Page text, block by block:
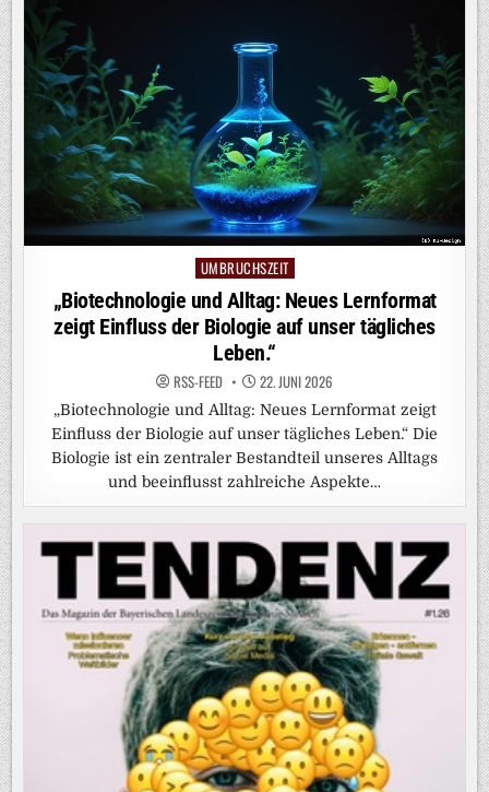
Posted
UMBRUCHSZEIT
„Biotechnologie und Alltag: Neues Lernformat
zeigt Einfluss der Biologie auf unser tägliches
Leben.“
RSS-FEED 22. JUNI 2026
„Biotechnologie und Alltag: Neues Lernformat zeigt
Einfluss der Biologie auf unser tägliches Leben.“ Die
Biologie ist ein zentraler Bestandteil unseres Alltags
und beeinflusst zahlreiche Aspekte…